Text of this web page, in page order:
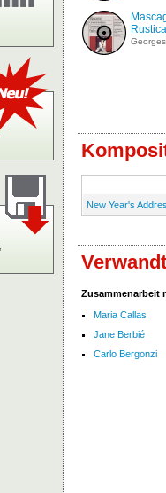
New Year's
Zusammenarbeit
Maria Callas
Jane Berbié
Carlo Bergonzi